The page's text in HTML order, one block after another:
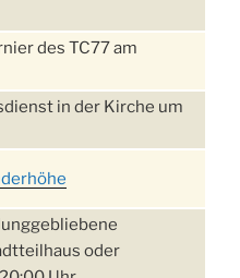
des TC77 am
in der Kirche um
oder